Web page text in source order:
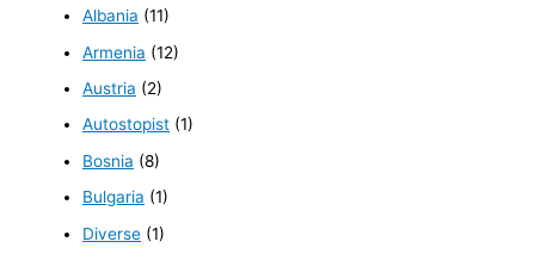
Albania (11)
Armenia (12)
Austria (2)
Autostopist (1)
Bosnia (8)
Bulgaria (1)
Diverse (1)